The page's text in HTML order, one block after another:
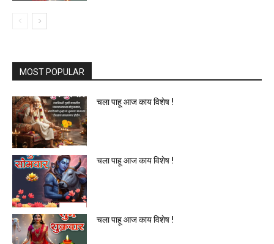
MOST POPULAR
चला पाहू आज काय विशेष !
चला पाहू आज काय विशेष !
चला पाहू आज काय विशेष !